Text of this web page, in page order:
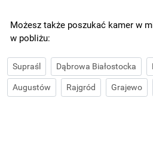
Możesz także poszukać kamer w
w pobliżu:
Supraśl Dąbrowa Białostocka
Augustów Rajgród Grajewo